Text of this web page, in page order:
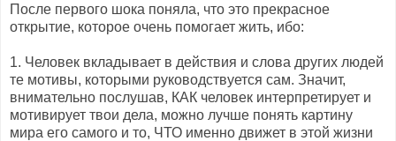
После первого шока поняла, что это прекрасное
открытие, которое очень помогает жить, ибо:
1. Человек вкладывает в действия и слова других людей
те мотивы, которыми руководствуется сам. Значит,
внимательно послушав, КАК человек интерпретирует и
мотивирует твои дела, можно лучше понять картину
мира его самого и то, ЧТО именно движет в этой жизни